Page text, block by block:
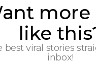
like
best viral stories
inbox!